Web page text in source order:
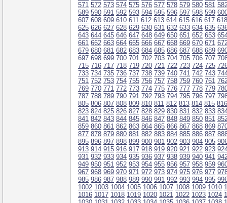
571 572 573 574 575 576 577 578 579 580 581
589 590 591 592 593 594 595 596 597 598 599
607 608 609 610 611 612 613 614 615 616 617 618
625 626 627 628 629 630 631 632 633 634 635
643 644 645 646 647 648 649 650 651 652 653
661 662 663 664 665 666 667 668 669 670 671
679 680 681 682 683 684 685 686 687 688 689
697 698 699 700 701 702 703 704 705 706 707
715 716 717 718 719 720 721 722 723 724 725
733 734 735 736 737 738 739 740 741 742 743
751 752 753 754 755 756 757 758 759 760 761
769 770 771 772 773 774 775 776 777 778 779
787 788 789 790 791 792 793 794 795 796 797
805 806 807 808 809 810 811 812 813 814 815 816
823 824 825 826 827 828 829 830 831 832 833
841 842 843 844 845 846 847 848 849 850 851
859 860 861 862 863 864 865 866 867 868 869
877 878 879 880 881 882 883 884 885 886 887
895 896 897 898 899 900 901 902 903 904 905
913 914 915 916 917 918 919 920 921 922 923
931 932 933 934 935 936 937 938 939 940 941
949 950 951 952 953 954 955 956 957 958 959
967 968 969 970 971 972 973 974 975 976 977
985 986 987 988 989 990 991 992 993 994 995
1002 1003 1004 1005 1006 1007 1008 1009 1010
1016 1017 1018 1019 1020 1021 1022 1023 1024